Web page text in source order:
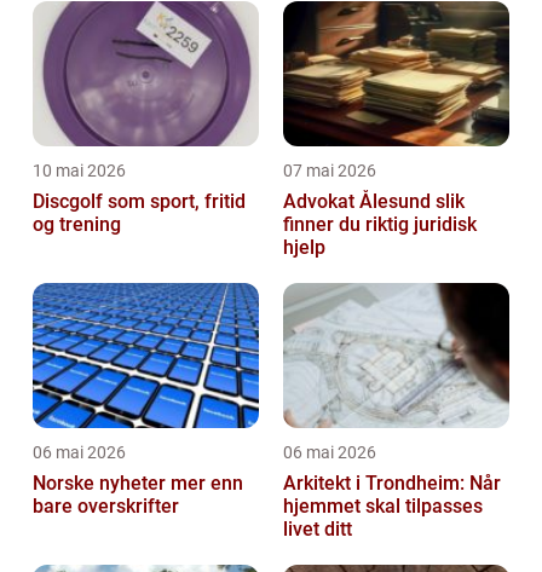
10 mai 2026
Discgolf som sport, fritid
og trening
07 mai 2026
Advokat Ålesund slik
finner du riktig juridisk
hjelp
06 mai 2026
Norske nyheter mer enn
bare overskrifter
06 mai 2026
Arkitekt i Trondheim: Når
hjemmet skal tilpasses
livet ditt